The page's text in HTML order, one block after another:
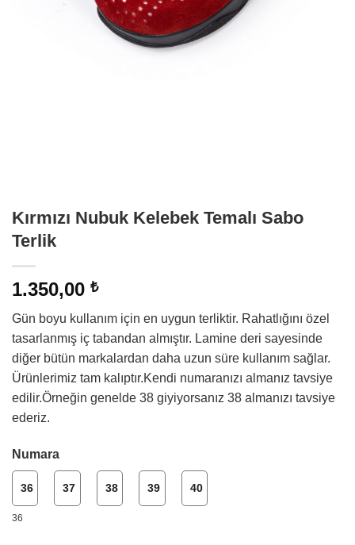
Kırmızı Nubuk Kelebek Temalı Sabo
Terlik
1.350,00 ₺
Gün boyu kullanım için en uygun terliktir. Rahatlığını özel
tasarlanmış iç tabandan almıştır. Lamine deri sayesinde
diğer bütün markalardan daha uzun süre kullanım sağlar.
Ürünlerimiz tam kalıptır.Kendi numaranızı almanız tavsiye
edilir.Örneğin genelde 38 giyiyorsanız 38 almanızı tavsiye
ederiz.
Numara
36
36
37 38 39 40